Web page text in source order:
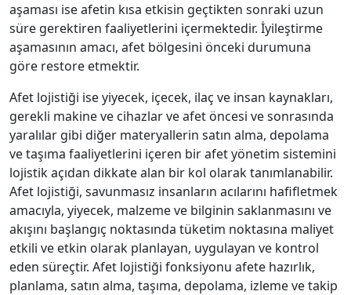
aşaması ise afetin kısa etkisin geçtikten sonraki uzun
süre gerektiren faaliyetlerini içermektedir. İyileştirme
aşamasının amacı, afet bölgesini önceki durumuna
göre restore etmektir.
Afet lojistiği ise yiyecek, içecek, ilaç ve insan kaynakları,
gerekli makine ve cihazlar ve afet öncesi ve sonrasında
yaralılar gibi diğer materyallerin satın alma, depolama
ve taşıma faaliyetlerini içeren bir afet yönetim sistemini
lojistik açıdan dikkate alan bir kol olarak tanımlanabilir.
Afet lojistiği, savunmasız insanların acılarını hafifletmek
amacıyla, yiyecek, malzeme ve bilginin saklanmasını ve
akışını başlangıç noktasında tüketim noktasına maliyet
etkili ve etkin olarak planlayan, uygulayan ve kontrol
eden süreçtir. Afet lojistiği fonksiyonu afete hazırlık,
planlama, satın alma, taşıma, depolama, izleme ve takip